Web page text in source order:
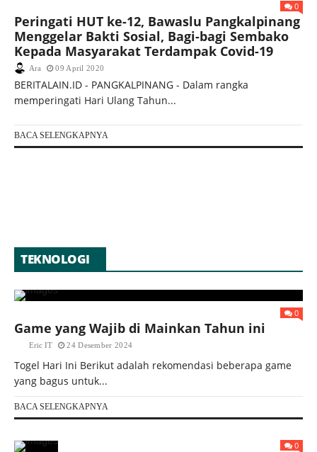
0
Peringati HUT ke-12, Bawaslu Pangkalpinang
Menggelar Bakti Sosial, Bagi-bagi Sembako
Kepada Masyarakat Terdampak Covid-19
Ara 09 April 2020
BERITALAIN.ID - PANGKALPINANG - Dalam rangka
memperingati Hari Ulang Tahun...
BACA SELENGKAPNYA
TEKNOLOGI
0
Game yang Wajib di Mainkan Tahun ini
Eric IT 24 Desember 2024
Togel Hari Ini Berikut adalah rekomendasi beberapa game
yang bagus untuk...
BACA SELENGKAPNYA
0